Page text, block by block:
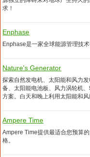
求！
Enphase
Enphase是一家全球能源管理技
Nature's Generator
探索自然发电机、太阳能和风力
备、太阳能电池板、风力涡轮机
方案。白天和晚上利用太阳能和风
Ampere Time
Ampere Time提供最适合您预算
格。